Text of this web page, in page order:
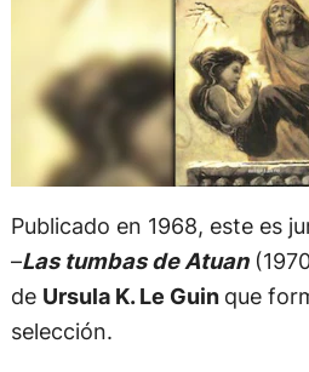
Publicado en 1968, este es
–Las tumbas de Atuan
de Ursula K. Le Guin que
selección.